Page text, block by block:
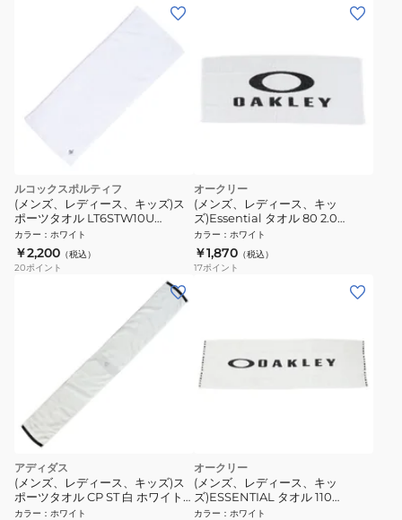
ルコックスポルティフ
(メンズ、レディース、キッズ)ス
ポーツタオル LT6STW10U
WH00
カラー ： ホワイト
￥2,200 （税込）
20ポイント
オークリー
(メンズ、レディース、キッ
ズ)Essential タオル 80 2.0
FOS902419-100
カラー ： ホワイト
￥1,870 （税込）
17ポイント
アディダス
(メンズ、レディース、キッズ)ス
ポーツタオル CP ST 白 ホワイト
ADJT-938 WHT
カラー ： ホワイト
オークリー
(メンズ、レディース、キッ
ズ)ESSENTIAL タオル 110
FOS901441-100
カラー ： ホワイト